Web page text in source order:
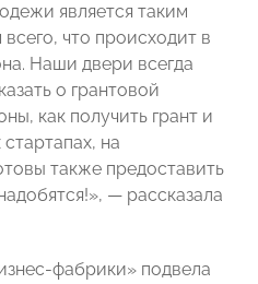
является таким
что происходит в
Наши двери всегда
о грантовой
как получить грант и
на
также предоставить
— рассказала
фабрики» подвела